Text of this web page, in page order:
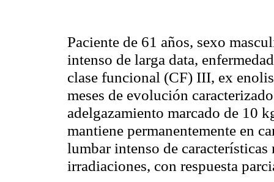
Paciente de 61 años, sexo
intenso de larga data,
clase funcional (CF) III, ex
meses de evolución
adelgazamiento marcado de 10
mantiene permanentemente en
lumbar intenso de
irradiaciones, con respuesta